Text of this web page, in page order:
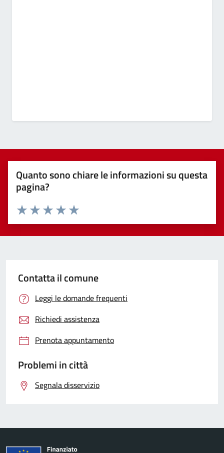
Quanto sono chiare le informazioni su questa
pagina?
Valuta 5 stelle su 5
Valuta 4 stelle su 5
Valuta 3 stelle su 5
Valuta 2 stelle su 5
Valuta 1 stelle su 5
Contatta il comune
Leggi le domande frequenti
Richiedi assistenza
Prenota appuntamento
Problemi in città
Segnala disservizio